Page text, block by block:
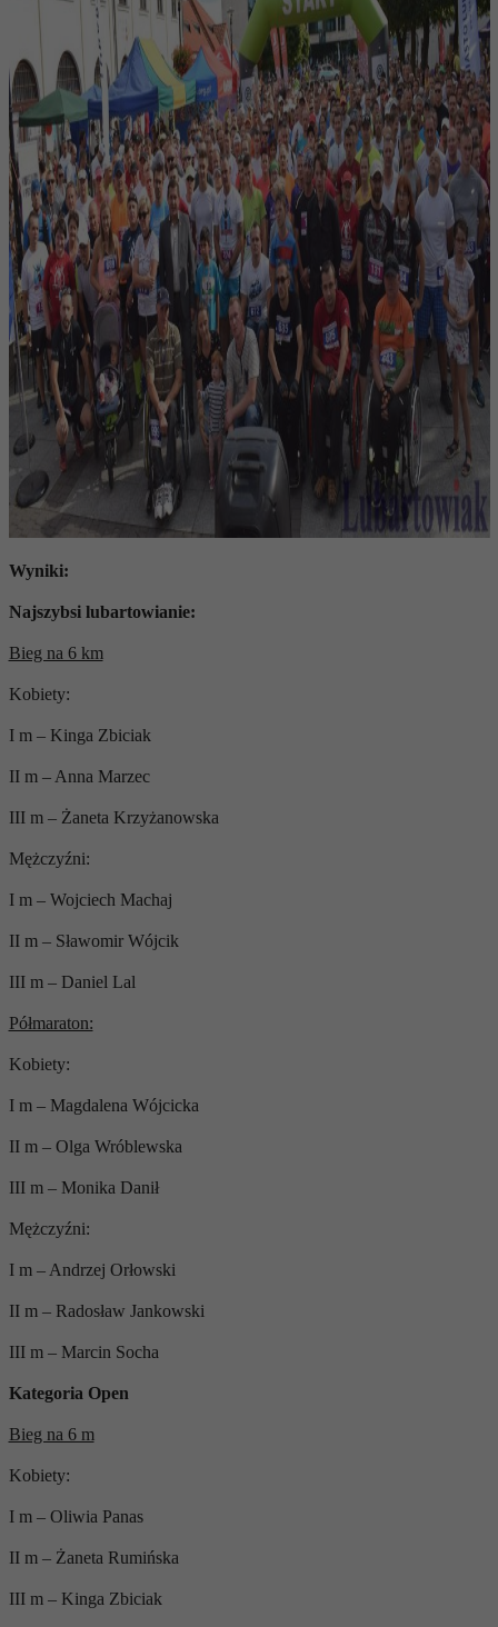
Wyniki:
Najszybsi lubartowianie:
Bieg na 6 km
Kobiety:
I m – Kinga Zbiciak
II m – Anna Marzec
III m – Żaneta Krzyżanowska
Mężczyźni:
I m – Wojciech Machaj
II m – Sławomir Wójcik
III m – Daniel Lal
Półmaraton:
Kobiety:
I m – Magdalena Wójcicka
II m – Olga Wróblewska
III m – Monika Danił
Mężczyźni:
I m – Andrzej Orłowski
II m – Radosław Jankowski
III m – Marcin Socha
Kategoria Open
Bieg na 6 m
Kobiety:
I m – Oliwia Panas
II m – Żaneta Rumińska
III m – Kinga Zbiciak